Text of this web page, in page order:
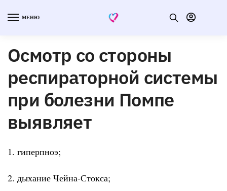
МЕНЮ
Осмотр со стороны
респираторной системы
при болезни Помпе
выявляет
1. гиперпноэ;
2. дыхание Чейна-Стокса;